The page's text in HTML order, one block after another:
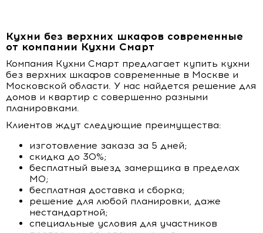
Кухни без верхних шкафов современные
от компании Кухни Смарт
Компания Кухни Смарт предлагает купить кухни
без верхних шкафов современные в Москве и
Московской области. У нас найдется решение для
домов и квартир с совершенно разными
планировками.
Клиентов ждут следующие преимущества:
изготовление заказа за 5 дней;
скидка до 30%;
бесплатный выезд замерщика в пределах
МО;
бесплатная доставка и сборка;
решение для любой планировки, даже
нестандартной;
специальные условия для участников